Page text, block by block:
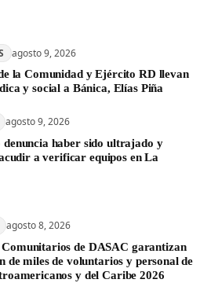
agosto 9, 2026
la Comunidad y Ejército RD llevan
y social a Bánica, Elías Piña
agosto 9, 2026
haber sido ultrajado y
a verificar equipos en La
agosto 8, 2026
Comunitarios de DASAC garantizan
de miles de voluntarios y personal de
y del Caribe 2026